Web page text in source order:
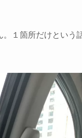
１箇所だけという